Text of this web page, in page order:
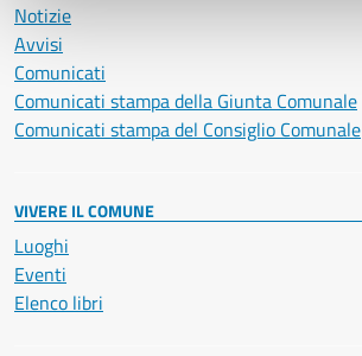
Notizie
Avvisi
Comunicati
Comunicati stampa della Giunta Comunale
Comunicati stampa del Consiglio Comunale
VIVERE IL COMUNE
Luoghi
Eventi
Elenco libri